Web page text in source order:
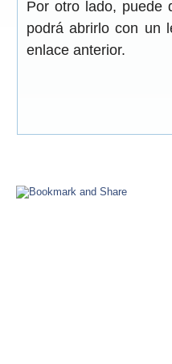
Por otro lado, puede
podrá abrirlo con un
enlace anterior.